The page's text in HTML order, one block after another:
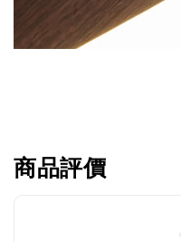
商品評價